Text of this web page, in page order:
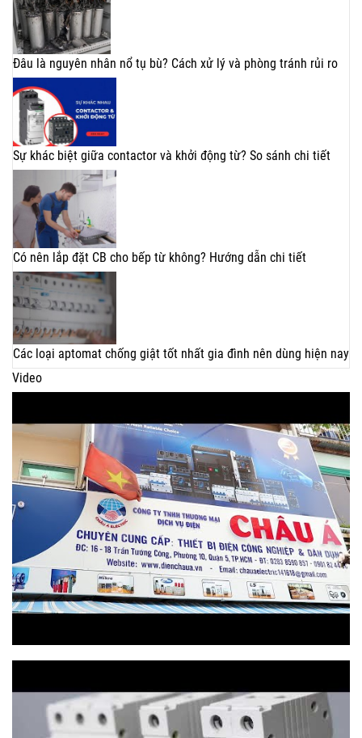
Đâu là nguyên nhân nổ tụ bù? Cách xử lý và phòng tránh rủi ro
Sự khác biệt giữa contactor và khởi động từ? So sánh chi tiết
Có nên lắp đặt CB cho bếp từ không? Hướng dẫn chi tiết
Các loại aptomat chống giật tốt nhất gia đình nên dùng hiện nay
Video